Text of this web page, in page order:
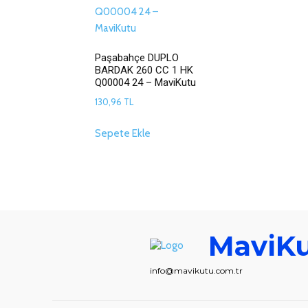
Paşabahçe DUPLO
BARDAK 260 CC 1 HK
Q00004 24 – MaviKutu
130,96 TL
Sepete Ekle
info@mavikutu.com.tr